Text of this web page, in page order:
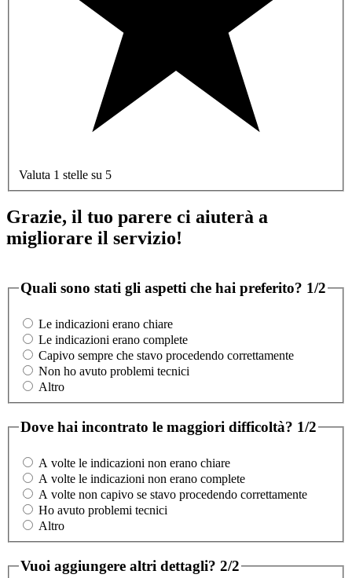
Valuta 1 stelle su 5
Grazie, il tuo parere ci aiuterà a
migliorare il servizio!
Quali sono stati gli aspetti che hai preferito? 1/2
Le indicazioni erano chiare
Le indicazioni erano complete
Capivo sempre che stavo procedendo correttamente
Non ho avuto problemi tecnici
Altro
Dove hai incontrato le maggiori difficoltà? 1/2
A volte le indicazioni non erano chiare
A volte le indicazioni non erano complete
A volte non capivo se stavo procedendo correttamente
Ho avuto problemi tecnici
Altro
Vuoi aggiungere altri dettagli? 2/2